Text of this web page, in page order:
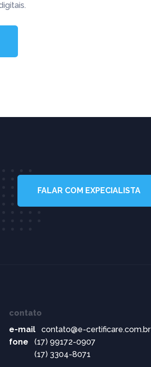
FALAR COM EXPECIALISTA
contato
e-mail
contato@e-certificare.com.br
fone
(17) 99172-0907
(17) 3304-8071